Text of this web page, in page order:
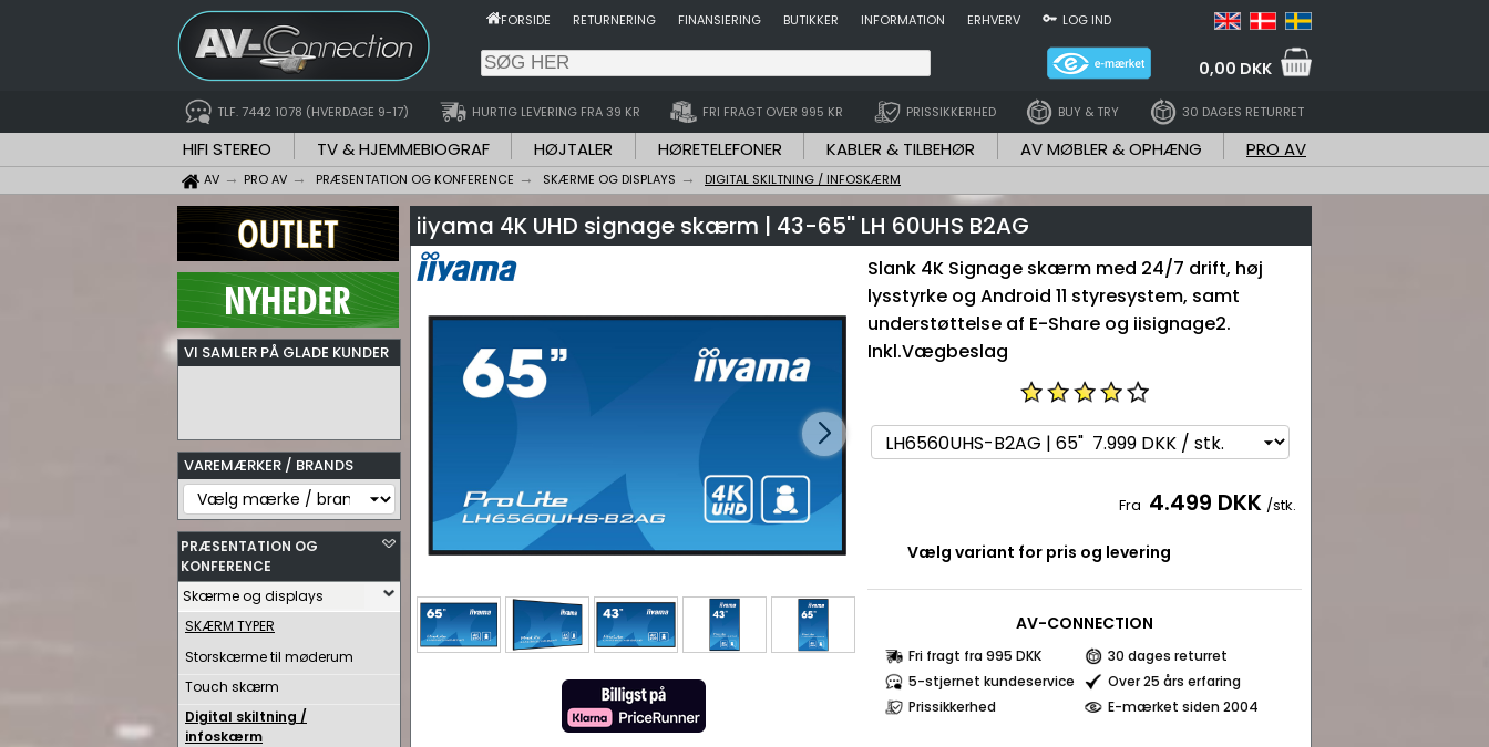
FORSIDE RETURNERING FINANSIERING BUTIKKER INFORMATION ERHVERV LOG IND
0,00 DKK
TLF. 7442 1078 (HVERDAGE 9-17) HURTIG LEVERING FRA 39 KR FRI FRAGT OVER 995 KR PRISSIKKERHED BUY & TRY 30 DAGES RETURRET
HIFI STEREO TV & HJEMMEBIOGRAF HØJTALER HØRETELEFONER KABLER & TILBEHØR AV MØBLER & OPHÆNG PRO AV
AV PRO AV PRÆSENTATION OG KONFERENCE SKÆRME OG DISPLAYS DIGITAL SKILTNING / INFOSKÆRM
VI SAMLER PÅ GLADE KUNDER
VAREMÆRKER / BRANDS
PRÆSENTATION OG
KONFERENCE
Skærme og displays
SKÆRM TYPER
Storskærme til møderum
Touch skærm
Digital skiltning /
infoskærm
iiyama 4K UHD signage skærm | 43-65'' LH 60UHS B2AG
Slank 4K Signage skærm med 24/7 drift, høj
lysstyrke og Android 11 styresystem, samt
understøttelse af E-Share og iisignage2.
Inkl.Vægbeslag
Fra 4.499 DKK /stk.
Vælg variant for pris og levering
AV-CONNECTION
Fri fragt fra 995 DKK
30 dages returret
5-stjernet kundeservice
Over 25 års erfaring
Prissikkerhed
E-mærket siden 2004